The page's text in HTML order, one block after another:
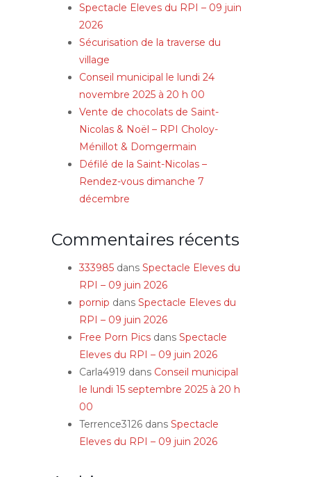
Spectacle Eleves du RPI – 09 juin
2026
Sécurisation de la traverse du
village
Conseil municipal le lundi 24
novembre 2025 à 20 h 00
Vente de chocolats de Saint-
Nicolas & Noël – RPI Choloy-
Ménillot & Domgermain
Défilé de la Saint-Nicolas –
Rendez-vous dimanche 7
décembre
Commentaires récents
333985 dans Spectacle Eleves du
RPI – 09 juin 2026
pornip dans Spectacle Eleves du
RPI – 09 juin 2026
Free Porn Pics dans Spectacle
Eleves du RPI – 09 juin 2026
Carla4919 dans Conseil municipal
le lundi 15 septembre 2025 à 20 h
00
Terrence3126 dans Spectacle
Eleves du RPI – 09 juin 2026